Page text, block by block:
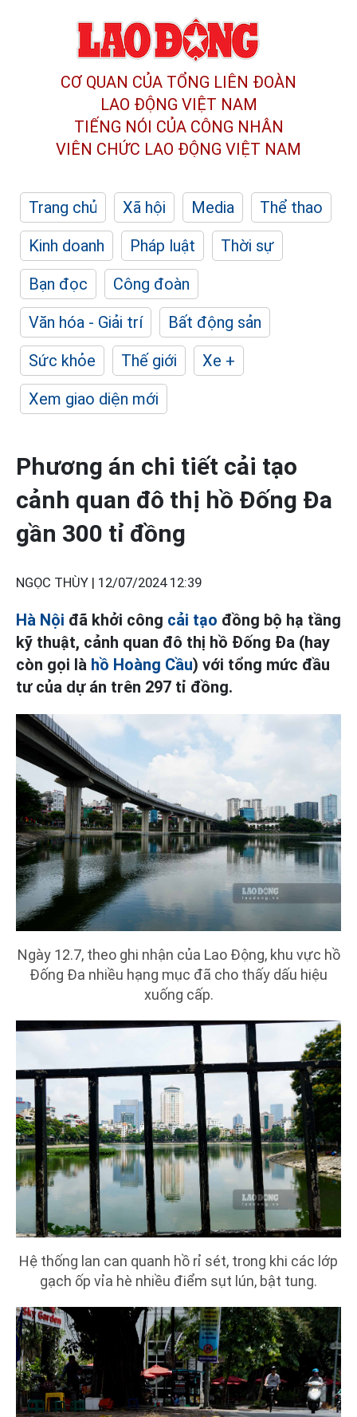
CƠ QUAN CỦA TỔNG LIÊN ĐOÀN
LAO ĐỘNG VIỆT NAM
TIẾNG NÓI CỦA CÔNG NHÂN
VIÊN CHỨC LAO ĐỘNG VIỆT NAM
Trang chủ Xã hội Media
Thể thao
Kinh doanh
Pháp luật
Thời sự
Bạn đọc
Công đoàn
Văn hóa - Giải trí
Bất động sản
Sức khỏe
Thế giới
Xe +
Xem giao diện mới
Phương án chi tiết cải tạo
cảnh quan đô thị hồ Đống Đa
gần 300 tỉ đồng
NGỌC THÙY | 12/07/2024 12:39
Hà Nội đã khởi công cải tạo đồng bộ hạ tầng
kỹ thuật, cảnh quan đô thị hồ Đống Đa (hay
còn gọi là hồ Hoàng Cầu) với tổng mức đầu
tư của dự án trên 297 tỉ đồng.
Ngày 12.7, theo ghi nhận của Lao Động, khu vực hồ
Đống Đa nhiều hạng mục đã cho thấy dấu hiệu
xuống cấp.
Hệ thống lan can quanh hồ rỉ sét, trong khi các lớp
gạch ốp vỉa hè nhiều điểm sụt lún, bật tung.